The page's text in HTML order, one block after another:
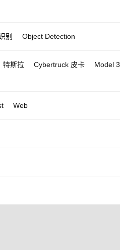
别 Object Detection
特斯拉 Cybertruck 皮卡 Model 3
Web